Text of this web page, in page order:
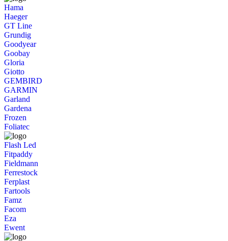
Hama
Haeger
GT Line
Grundig
Goodyear
Goobay
Gloria
Giotto
GEMBIRD
GARMIN
Garland
Gardena
Frozen
Foliatec
Flash Led
Fitpaddy
Fieldmann
Ferrestock
Ferplast
Fartools
Famz
Facom
Eza
Ewent